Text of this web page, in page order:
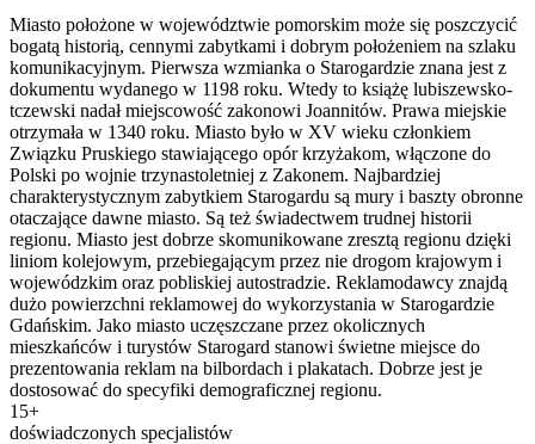
Miasto położone w województwie pomorskim może się poszczycić
bogatą historią, cennymi zabytkami i dobrym położeniem na szlaku
komunikacyjnym. Pierwsza wzmianka o Starogardzie znana jest z
dokumentu wydanego w 1198 roku. Wtedy to książę lubiszewsko-
tczewski nadał miejscowość zakonowi Joannitów. Prawa miejskie
otrzymała w 1340 roku. Miasto było w XV wieku członkiem
Związku Pruskiego stawiającego opór krzyżakom, włączone do
Polski po wojnie trzynastoletniej z Zakonem. Najbardziej
charakterystycznym zabytkiem Starogardu są mury i baszty obronne
otaczające dawne miasto. Są też świadectwem trudnej historii
regionu. Miasto jest dobrze skomunikowane zresztą regionu dzięki
liniom kolejowym, przebiegającym przez nie drogom krajowym i
wojewódzkim oraz pobliskiej autostradzie. Reklamodawcy znajdą
dużo powierzchni reklamowej do wykorzystania w Starogardzie
Gdańskim. Jako miasto uczęszczane przez okolicznych
mieszkańców i turystów Starogard stanowi świetne miejsce do
prezentowania reklam na bilbordach i plakatach. Dobrze jest je
dostosować do specyfiki demograficznej regionu.
15+
doświadczonych specjalistów